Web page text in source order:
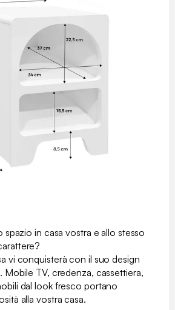
in casa vostra e allo stesso
vi conquisterà con il suo design
Mobile TV, credenza, cassettiera,
dal look fresco portano
alla vostra casa.